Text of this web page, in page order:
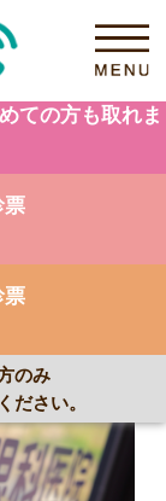
ての方も取れま
票
票
のみ
ださい。